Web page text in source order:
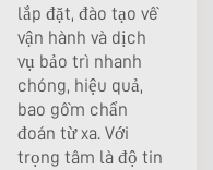
lắp đặt, đào tạo về
vận hành và dịch
vụ bảo trì nhanh
chóng, hiệu quả,
bao gồm chẩn
đoán từ xa. Với
trọng tâm là độ tin